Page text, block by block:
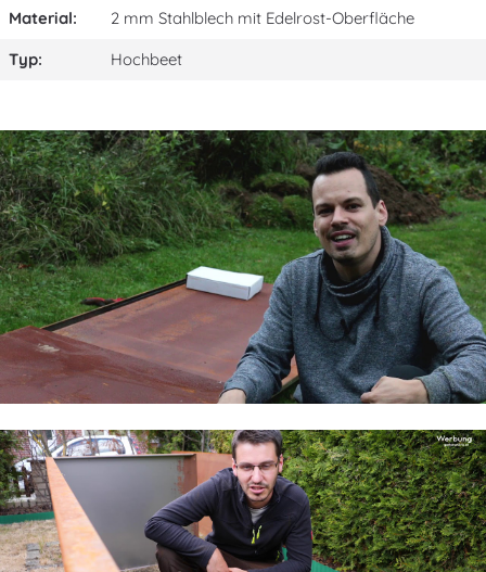
Material:
2 mm Stahlblech mit Edelrost-Oberfläche
Typ:
Hochbeet